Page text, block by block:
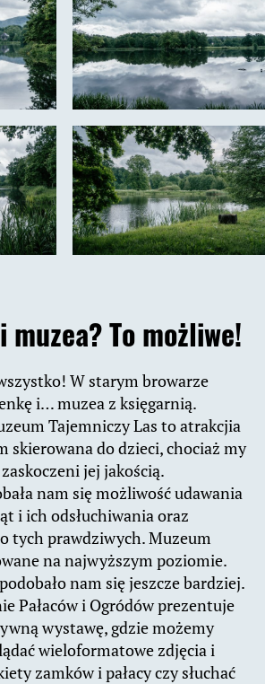
To możliwe!
W starym browarze
i… muzea z księgarnią.
Tajemniczy Las to atrakcjia
skierowana do dzieci, chociaż my
jej jakością.
nam się możliwość udawania
i ich odsłuchiwania oraz
tych prawdziwych. Muzeum
na najwyższym poziomie.
nam się jeszcze bardziej.
Pałaców i Ogródów prezentuje
wystawę, gdzie możemy
wieloformatowe zdjęcia i
zamków i pałacy czy słuchać